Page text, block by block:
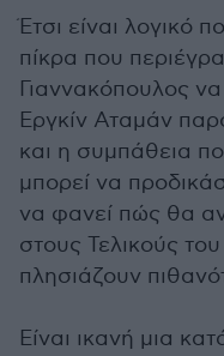
Έτσι είναι λογικό
πίκρα που
Γιαννακόπουλος να
Εργκίν Αταμάν
και η συμπάθεια
μπορεί να
να φανεί πώς θα
στους Τελικούς
πλησιάζουν
Είναι ικανή μια